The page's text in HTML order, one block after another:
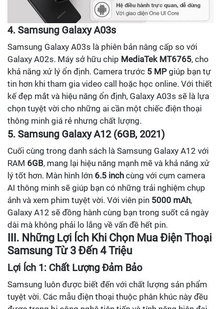
4. Samsung Galaxy A03s
Samsung Galaxy A03s là phiên bản nâng cấp so với
Galaxy A02s. Máy sở hữu chip MediaTek MT6765, cho
khả năng xử lý ổn định. Camera trước 5 MP giúp bạn tự
tin hơn khi tham gia video call hoặc học online. Với thiết
kế đẹp mắt và hiệu năng ổn định, Galaxy A03s sẽ là lựa
chọn tuyệt vời cho những ai cần một chiếc điện thoại
thông minh giá rẻ nhưng chất lượng.
5. Samsung Galaxy A12 (6GB, 2021)
Cuối cùng trong danh sách là Samsung Galaxy A12 với
RAM 6GB, mang lại hiệu năng mạnh mẽ và khả năng xử
lý tốt hơn. Màn hình lớn 6.5 inch cùng với cụm camera
AI thông minh sẽ giúp bạn có những trải nghiệm chụp
ảnh và xem phim tuyệt vời. Với viên pin 5000 mAh,
Galaxy A12 sẽ đồng hành cùng bạn trong suốt cả ngày
dài mà không phải lo lắng về vấn đề hết pin.
III. Những Lợi Ích Khi Chọn Mua Điện Thoại
Samsung Từ 3 Đến 4 Triệu
Lợi Ích 1: Chất Lượng Đảm Bảo
Samsung luôn được biết đến với chất lượng sản phẩm
tuyệt vời. Các mẫu điện thoại thuộc phân khúc này đều